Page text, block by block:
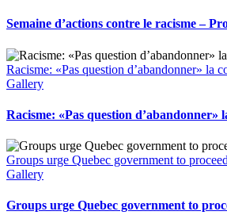
Semaine d’actions contre le racisme –
Racisme: «Pas question d’abandonner»
Gallery
Racisme: «Pas question
Groups urge Quebec government to
Gallery
Groups urge Quebec government to